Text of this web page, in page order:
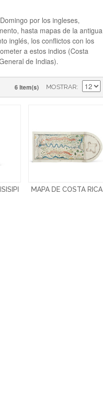
por los ingleses,
hasta mapas de la antigua
inglés, los conflictos con los
a estos indios (Costa
de Indias).
6 Item(s) MOSTRAR
MAPA DE COSTA RICA